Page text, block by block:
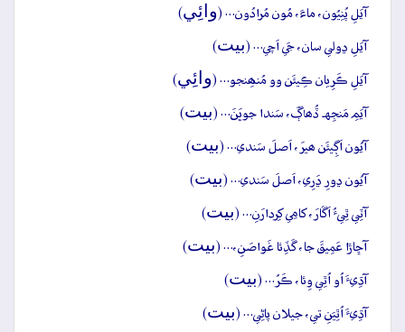
آيَلِ پُنِيُون، ماءَ، مُون مُرادُون… (وائِي)
آيَلِ ڍولي سان، جَي اَچي… (بيت)
آيَلِ ڪَرِيان ڪِيئَن وو مُنھِنجو… (وائِي)
آيَمِ مَنجِهہ ڏُھاڳَ، سَندا جوڀَنَ… (بيت)
آيُون اَڳِيئَن ھيرَ، اَصلَ سَندي… (بيت)
آيُون ڍورِ ڍَرِي، اَصلَ سَندي… (بيت)
آٽِي ٿِيءُ اَڱارَ، کامِي کِردارَنِ… (بيت)
آڇاڙا عَمِيقَ جا، گَڏِئا غَواصَنِ،… (بيت)
آڌِيءَ اُو اُٿِي وِئا، ڪَرُ… (بيت)
آڌِيءَ اُٿِيَنِ تي، جيلان پاڻِي… (بيت)